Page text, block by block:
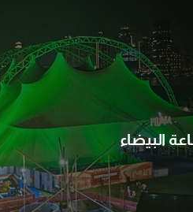
البيضاء